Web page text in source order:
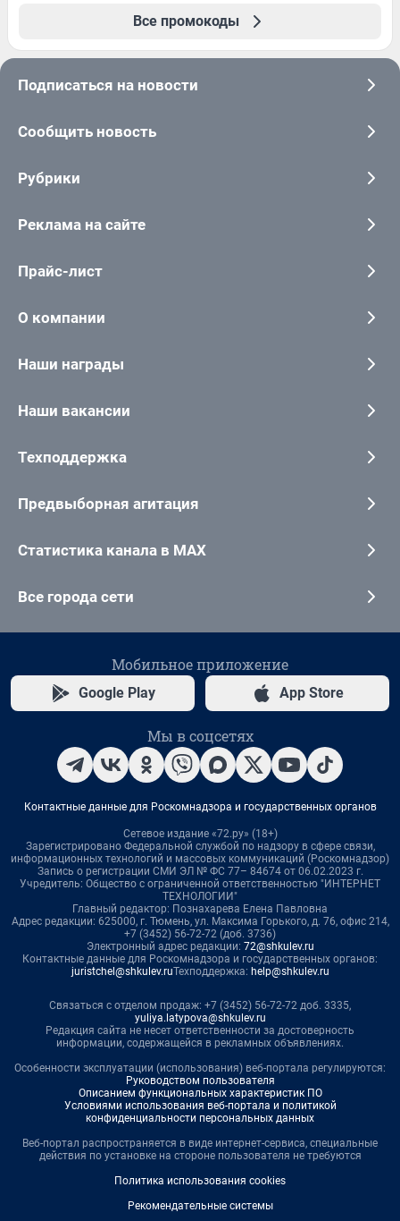
Все промокоды
Подписаться на новости
Сообщить новость
Рубрики
Реклама на сайте
Прайс-лист
О компании
Наши награды
Наши вакансии
Техподдержка
Предвыборная агитация
Статистика канала в MAX
Все города сети
Мобильное приложение
Google Play App Store
Мы в соцсетях
Контактные данные для Роскомнадзора и государственных органов
Сетевое издание «72.ру» (18+)
Зарегистрировано Федеральной службой по надзору в сфере связи,
информационных технологий и массовых коммуникаций (Роскомнадзор)
Запись о регистрации СМИ ЭЛ № ФС 77– 84674 от 06.02.2023 г.
Учредитель: Общество с ограниченной ответственностью "ИНТЕРНЕТ
ТЕХНОЛОГИИ"
Главный редактор: Познахарева Елена Павловна
Адрес редакции: 625000, г. Тюмень, ул. Максима Горького, д. 76, офис 214,
+7 (3452) 56-72-72 (доб. 3736)
Электронный адрес редакции: 72@shkulev.ru
Контактные данные для Роскомнадзора и государственных органов:
juristchel@shkulev.ruТехподдержка: help@shkulev.ru
Связаться с отделом продаж: +7 (3452) 56-72-72 доб. 3335,
yuliya.latypova@shkulev.ru
Редакция сайта не несет ответственности за достоверность
информации, содержащейся в рекламных объявлениях.
Особенности эксплуатации (использования) веб-портала регулируются:
Руководством пользователя
Описанием функциональных характеристик ПО
Условиями использования веб-портала и политикой
конфиденциальности персональных данных
Веб-портал распространяется в виде интернет-сервиса, специальные
действия по установке на стороне пользователя не требуются
Политика использования cookies
Рекомендательные системы